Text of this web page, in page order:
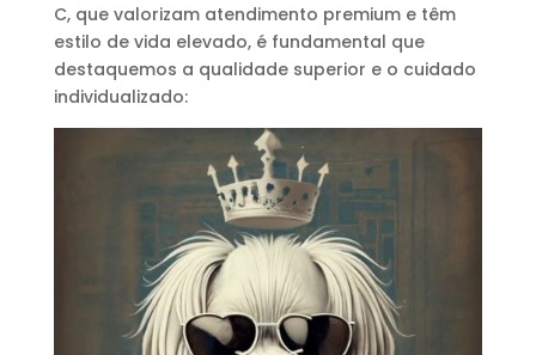
C, que valorizam atendimento premium e têm
estilo de vida elevado, é fundamental que
destaquemos a qualidade superior e o cuidado
individualizado: